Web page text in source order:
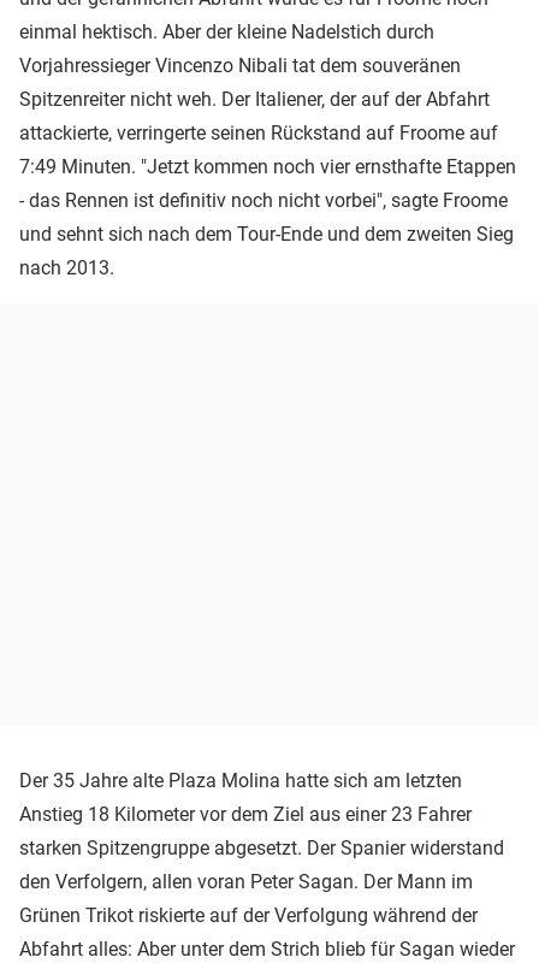
einmal hektisch. Aber der kleine Nadelstich durch
Vorjahressieger Vincenzo Nibali tat dem souveränen
Spitzenreiter nicht weh. Der Italiener, der auf der Abfahrt
attackierte, verringerte seinen Rückstand auf Froome auf
7:49 Minuten. "Jetzt kommen noch vier ernsthafte Etappen
- das Rennen ist definitiv noch nicht vorbei", sagte Froome
und sehnt sich nach dem Tour-Ende und dem zweiten Sieg
nach 2013.
Der 35 Jahre alte Plaza Molina hatte sich am letzten
Anstieg 18 Kilometer vor dem Ziel aus einer 23 Fahrer
starken Spitzengruppe abgesetzt. Der Spanier widerstand
den Verfolgern, allen voran Peter Sagan. Der Mann im
Grünen Trikot riskierte auf der Verfolgung während der
Abfahrt alles: Aber unter dem Strich blieb für Sagan wieder